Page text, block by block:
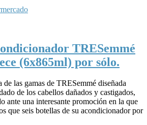
TRESemmé
(6x865ml) por sólo.
de las gamas de TRESemmé diseñada
de los cabellos dañados y castigados,
ante una interesante promoción en la que
que seis botellas de su acondicionador por